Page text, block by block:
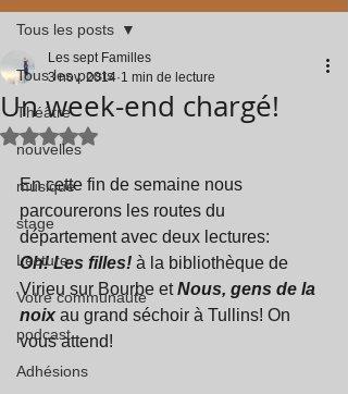
Tous les posts
Théâtre
nouvelles
musique
stage
Lecture
Votre communauté
podcast
Adhésions
Tous les posts
Un week-end chargé!
Les sept Familles
3 nov. 2014 1 min de lecture
Noté NaN étoiles sur 5.
En cette fin de semaine nous
parcourerons les routes du
département avec deux lectures:
Oh! Les filles! à la bibliothèque de
Virieu sur Bourbe et Nous, gens de la
noix au grand séchoir à Tullins! On
vous attend!